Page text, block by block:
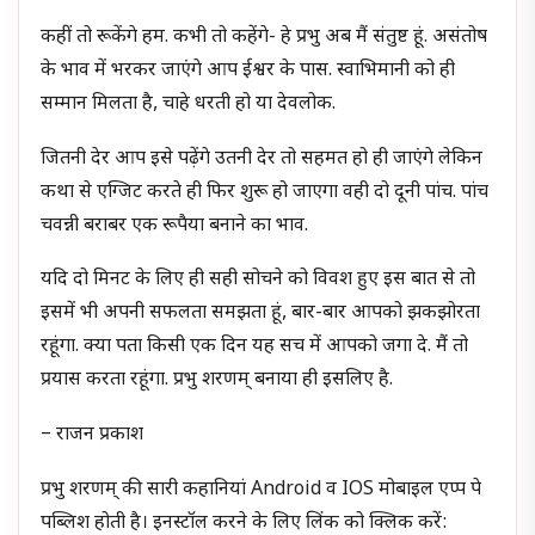
कहीं तो रूकेंगे हम. कभी तो कहेंगे- हे प्रभु अब मैं संतुष्ट हूं. असंतोष
के भाव में भरकर जाएंगे आप ईश्वर के पास. स्वाभिमानी को ही
सम्मान मिलता है, चाहे धरती हो या देवलोक.
जितनी देर आप इसे पढ़ेंगे उतनी देर तो सहमत हो ही जाएंगे लेकिन
कथा से एग्जिट करते ही फिर शुरू हो जाएगा वही दो दूनी पांच. पांच
चवन्नी बराबर एक रूपैया बनाने का भाव.
यदि दो मिनट के लिए ही सही सोचने को विवश हुए इस बात से तो
इसमें भी अपनी सफलता समझता हूं, बार-बार आपको झकझोरता
रहूंगा. क्या पता किसी एक दिन यह सच में आपको जगा दे. मैं तो
प्रयास करता रहूंगा. प्रभु शरणम् बनाया ही इसलिए है.
– राजन प्रकाश
प्रभु शरणम् की सारी कहानियां Android व IOS मोबाइल एप्प पे
पब्लिश होती है। इनस्टॉल करने के लिए लिंक को क्लिक करें: